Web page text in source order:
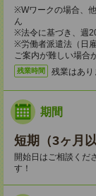
※Wワークの場合、
ん
※法令に基づき、週
※労働者派遣法（日
ご案内が難しい場合
残業時間 残業はあり
期間
短期（3ヶ月以
開始日はご相談く
す！